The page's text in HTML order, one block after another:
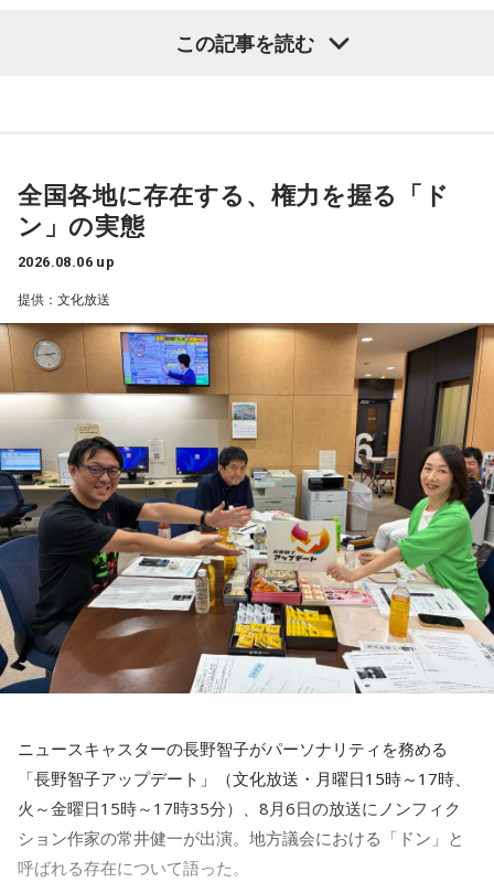
今回の訪問を通じて、馬が競技や競走だけではなく、さまざ
ごくうれしかったし、かわいい遥香先生も、かっこいい遥香
先生もたくさん観ることができて、大満足のライブでした！
アンコールのときに披露していた『551蓬莱』のCMのモノマ
ネも関西ならではで、私も昔から観ていたので、とても楽し
きましたが、体調に気を付けて最後まで駆け抜けてくださ
い！ ずっとずっと大好きです！」（兵庫県 20歳）
◆「真夏の全国ツアー2026」大阪公演裏話
賀喜：大阪公演2日目の私は、横結びみたいなサイドテールに
してみたんです。それがリスナーちゃんも意図せずというか
お揃いだったんだね！ うれしい～！
私も生まれたところが大阪なので、大阪でのライブは特別な
んですよ。家族や親戚も観に来てくれていて、それもうれし
かったから頑張れたし、「551」も食べたし（笑）。あと、
たこ焼きも「りくろーおじさんの店」のチーズケーキも食べ
た！
それに、いつも大阪でライブをするとき、私の親戚の皆さん
がぶどうの差し入れをしてくれるの。それも食べた！ メンバ
大阪公演の前の日もお仕事だったんですけど、そのお仕事が
終わったらすぐ大阪に帰って、ちょっとだけ（愛猫の）まろ
んにも会えたんですよ。それで、その次の日にライブをし
て、家族が観に来てくれて、帰ったという大阪ライフでした
ね。
この記事を読む
全国各地に存在する、権力を握る「ド
ン」の実態
2026.08.06 up
提供：文化放送
ニュースキャスターの長野智子がパーソナリティを務める
「長野智子アップデート」（文化放送・月曜日15時～17時、
火～金曜日15時～17時35分）、8月6日の放送にノンフィク
ション作家の常井健一が出演。地方議会における「ドン」と
呼ばれる存在について語った。